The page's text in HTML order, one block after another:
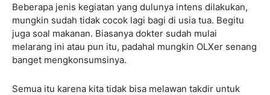
Beberapa jenis kegiatan yang dulunya intens dilakukan,
mungkin sudah tidak cocok lagi bagi di usia tua. Begitu
juga soal makanan. Biasanya dokter sudah mulai
melarang ini atau pun itu, padahal mungkin OLXer senang
banget mengkonsumsinya.
Semua itu karena kita tidak bisa melawan takdir untuk